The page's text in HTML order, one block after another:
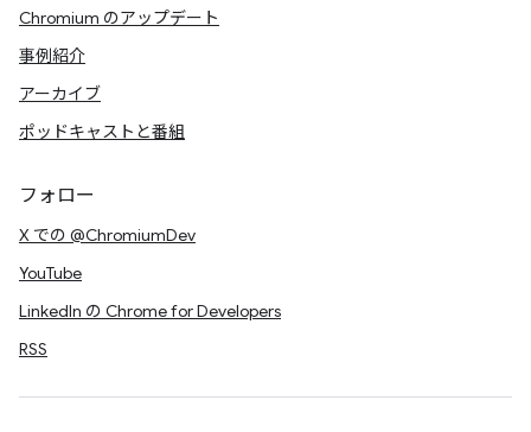
Chromium のアップデート
事例紹介
アーカイブ
ポッドキャストと番組
フォロー
X での @ChromiumDev
YouTube
LinkedIn の Chrome for Developers
RSS